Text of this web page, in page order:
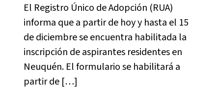
El Registro Único de Adopción (RUA)
informa que a partir de hoy y hasta el 15
de diciembre se encuentra habilitada la
inscripción de aspirantes residentes en
Neuquén. El formulario se habilitará a
partir de […]